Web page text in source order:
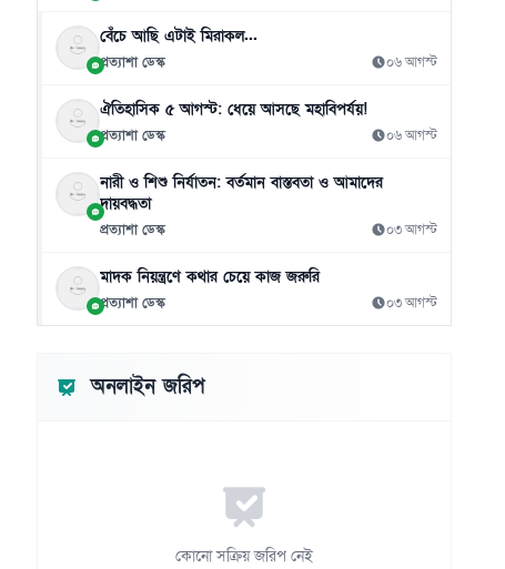
বেঁচে আছি এটাই মিরাকল...
প্রত্যাশা ডেস্ক ০৬ আগস্ট
ঐতিহাসিক ৫ আগস্ট: ধেয়ে আসছে মহাবিপর্যয়!
প্রত্যাশা ডেস্ক ০৬ আগস্ট
নারী ও শিশু নির্যাতন: বর্তমান বাস্তবতা ও আমাদের
দায়বদ্ধতা
প্রত্যাশা ডেস্ক ০৩ আগস্ট
মাদক নিয়ন্ত্রণে কথার চেয়ে কাজ জরুরি
প্রত্যাশা ডেস্ক ০৩ আগস্ট
অনলাইন জরিপ
কোনো সক্রিয় জরিপ নেই